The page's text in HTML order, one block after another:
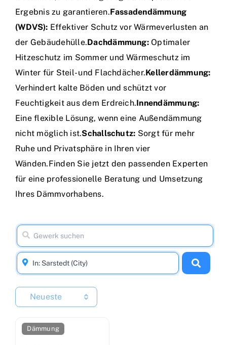
Ergebnis zu garantieren.Fassadendämmung
(WDVS): Effektiver Schutz vor Wärmeverlusten an
der Gebäudehülle.Dachdämmung:Optimaler
Hitzeschutz im Sommer und Wärmeschutz im
Winter für Steil- und Flachdächer.Kellerdämmung:
Verhindert kalte Böden und schützt vor
Feuchtigkeit aus dem Erdreich.Innendämmung:
Eine flexible Lösung, wenn eine Außendämmung
nicht möglich ist.Schallschutz: Sorgt für mehr
Ruhe und Privatsphäre in Ihren vier
Wänden.Finden Sie jetzt den passenden Experten
für eine professionelle Beratung und Umsetzung
Ihres Dämmvorhabens.
Neueste
Dämmung